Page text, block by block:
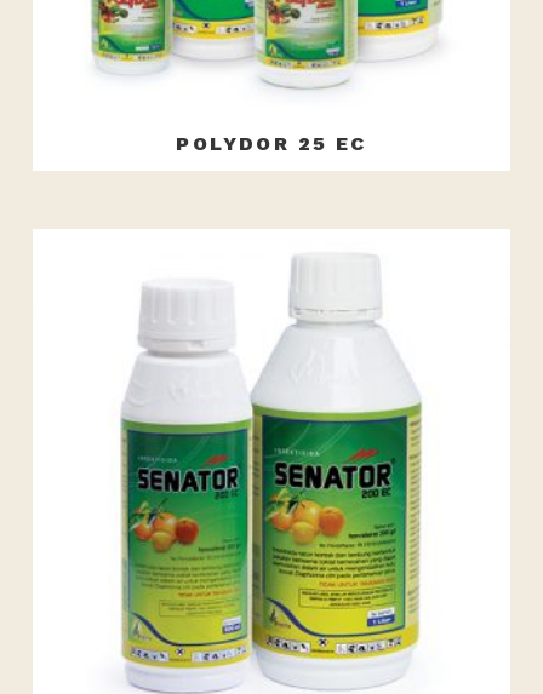
POLYDOR 25 EC